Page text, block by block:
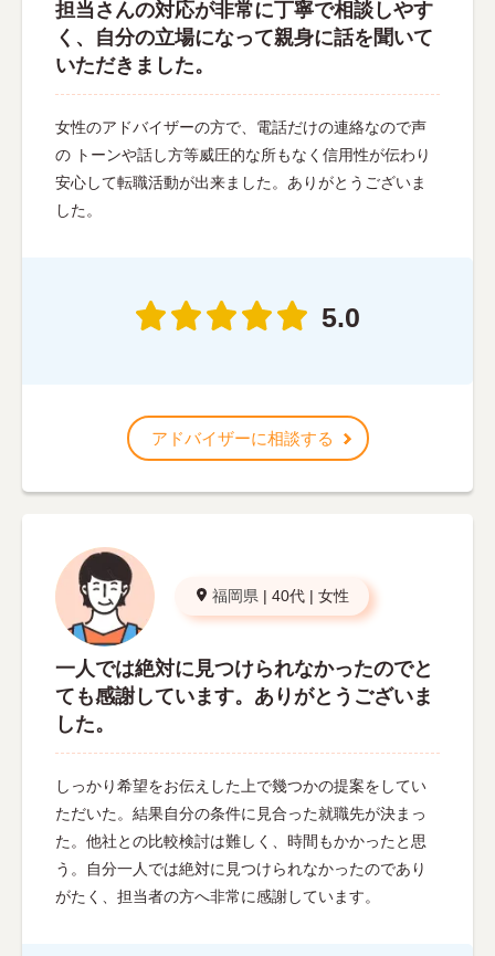
担当さんの対応が非常に丁寧で相談しやす
く、自分の立場になって親身に話を聞いて
いただきました。
女性のアドバイザーの方で、電話だけの連絡なので声
の トーンや話し方等威圧的な所もなく信用性が伝わり
安心して転職活動が出来ました。ありがとうございま
した。
5.0
アドバイザーに相談する
福岡県 | 40代 | 女性
一人では絶対に見つけられなかったのでと
ても感謝しています。ありがとうございま
した。
しっかり希望をお伝えした上で幾つかの提案をしてい
ただいた。結果自分の条件に見合った就職先が決まっ
た。他社との比較検討は難しく、時間もかかったと思
う。自分一人では絶対に見つけられなかったのであり
がたく、担当者の方へ非常に感謝しています。